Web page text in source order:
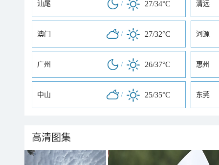
汕尾 / 27/34°C 清远
澳门 / 27/32°C 河源
广州 / 26/37°C 惠州
中山 / 25/35°C 东莞
高清图集